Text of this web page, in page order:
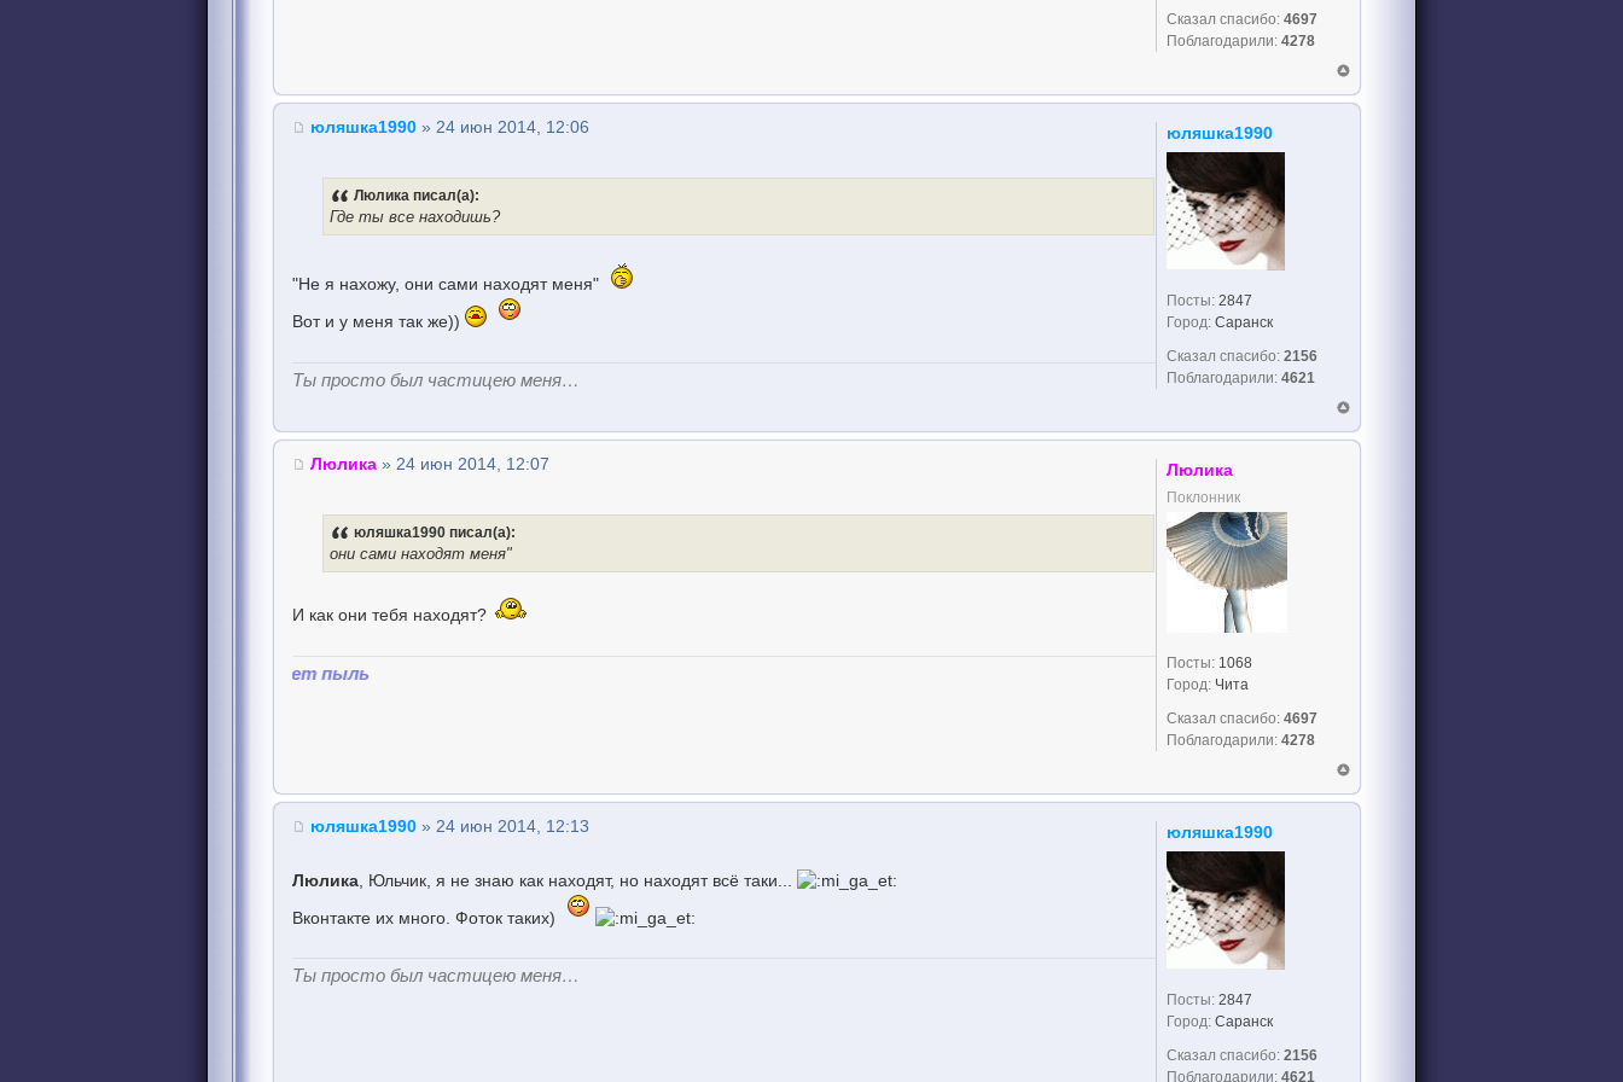
Сказал спасибо: 4697
Поблагодарили: 4278
юляшка1990 » 24 июн 2014, 12:06
Люлика писал(а):
Где ты все находишь?
"Не я нахожу, они сами находят меня"
Вот и у меня так же))
Ты просто был частицею меня…
юляшка1990
Посты: 2847
Город: Саранск
Сказал спасибо: 2156
Поблагодарили: 4621
Люлика » 24 июн 2014, 12:07
юляшка1990 писал(а):
они сами находят меня"
И как они тебя находят?
Дождь любви смывает пыль, любви смывает пыль
Люлика
Поклонник
Посты: 1068
Город: Чита
Сказал спасибо: 4697
Поблагодарили: 4278
юляшка1990 » 24 июн 2014, 12:13
Люлика , Юльчик, я не знаю как находят, но находят всё таки...
Вконтакте их много. Фоток таких)
Ты просто был частицею меня…
юляшка1990
Посты: 2847
Город: Саранск
Сказал спасибо: 2156
Поблагодарили: 4621